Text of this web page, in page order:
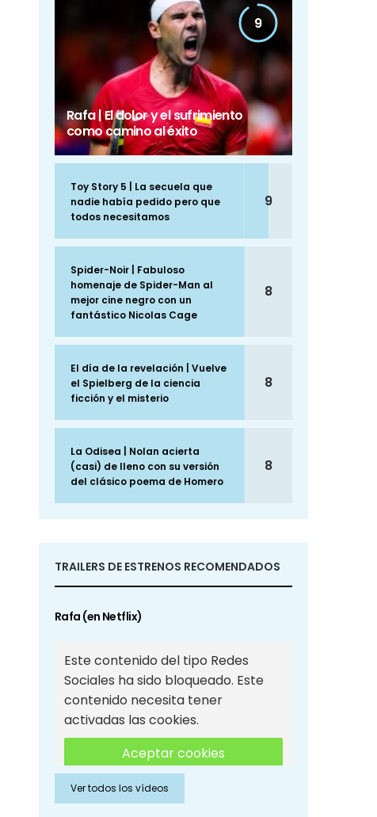
9
Rafa | El dolor y el sufrimiento
como camino al éxito
Toy Story 5 | La secuela que
nadie había pedido pero que
todos necesitamos
9
Spider-Noir | Fabuloso
homenaje de Spider-Man al
mejor cine negro con un
fantástico Nicolas Cage
8
El día de la revelación | Vuelve
el Spielberg de la ciencia
ficción y el misterio
8
La Odisea | Nolan acierta
(casi) de lleno con su versión
del clásico poema de Homero
8
TRAILERS DE ESTRENOS RECOMENDADOS
Rafa (en Netflix)
Este contenido del tipo Redes
Sociales ha sido bloqueado. Este
contenido necesita tener
activadas las cookies.
Aceptar cookies
Aceptar cookies de Redes
Sociales
Ver todos los vídeos